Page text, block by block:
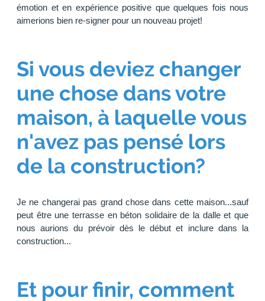
émotion et en expérience positive que quelques fois nous
aimerions bien re-signer pour un nouveau projet!
Si vous deviez changer
une chose dans votre
maison, à laquelle vous
n'avez pas pensé lors
de la construction?
Je ne changerai pas grand chose dans cette maison...sauf
peut être une terrasse en béton solidaire de la dalle et que
nous aurions du prévoir dès le début et inclure dans la
construction...
Et pour finir, comment